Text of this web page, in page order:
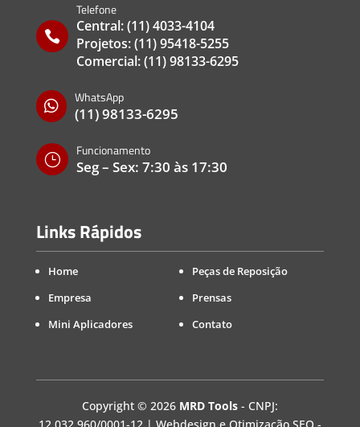

Telefone
Central:(11) 4033-4104
Projetos:(11) 95418-5255
Comercial:(11) 98133-6295

WhatsApp
(11) 98133-6295
}
Funcionamento
Seg – Sex: 7:30 às 17:30
Links Rápidos
Home
Empresa
Mini Aplicadores
Peças de Reposição
Prensas
Contato
Copyright © 2026 MRD Tools- CNPJ: